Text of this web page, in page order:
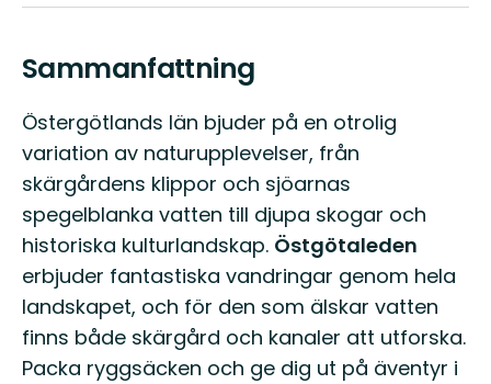
Sammanfattning
Östergötlands län bjuder på en otrolig
variation av naturupplevelser, från
skärgårdens klippor och sjöarnas
spegelblanka vatten till djupa skogar och
historiska kulturlandskap. Östgötaleden
erbjuder fantastiska vandringar genom hela
landskapet, och för den som älskar vatten
finns både skärgård och kanaler att utforska.
Packa ryggsäcken och ge dig ut på äventyr i